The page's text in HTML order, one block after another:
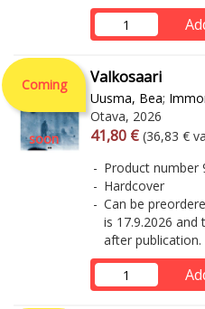
Coming
soon
Valkosaari
Uusma, Bea;
Otava, 2026
Arvonlisäverollinen
41,80 € Excl. vat
(36,83 €
Product number
Hardcover
Can be
is 17.9.2026 and
after publication.